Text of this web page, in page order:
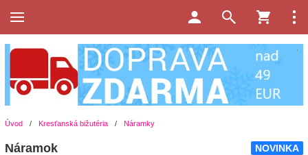
Úvod / Kresťanská bižutéria / Náramky
NOVINKA
Náramok